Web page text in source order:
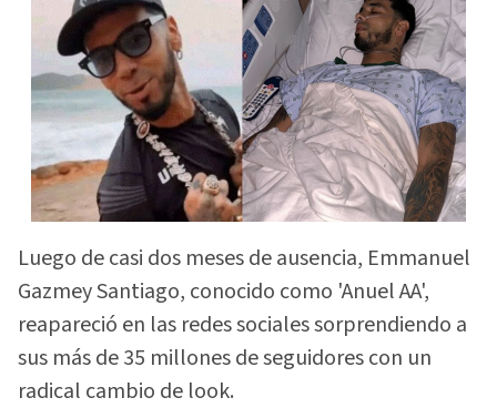
Luego de casi dos meses de ausencia, Emmanuel
Gazmey Santiago, conocido como 'Anuel AA',
reapareció en las redes sociales sorprendiendo a
sus más de 35 millones de seguidores con un
radical cambio de look.